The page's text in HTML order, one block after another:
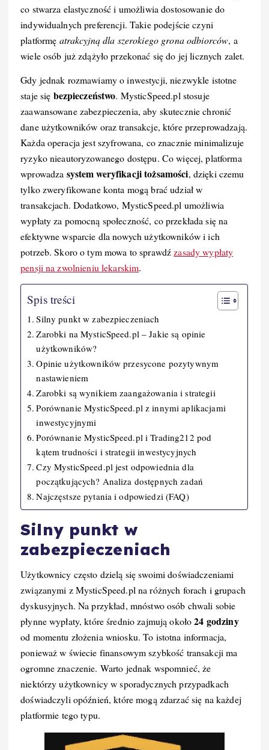
co stwarza elastyczność i umożliwia dostosowanie do
indywidualnych preferencji. Takie podejście czyni
platformę atrakcyjną dla szerokiego grona odbiorców, a
wiele osób już zdążyło przekonać się do jej licznych zalet.
Gdy jednak rozmawiamy o inwestycji, niezwykle istotne
staje się bezpieczeństwo. MysticSpeed.pl stosuje
zaawansowane zabezpieczenia, aby skutecznie chronić
dane użytkowników oraz transakcje, które przeprowadzają.
Każda operacja jest szyfrowana, co znacznie minimalizuje
ryzyko nieautoryzowanego dostępu. Co więcej, platforma
wprowadza system weryfikacji tożsamości, dzięki czemu
tylko zweryfikowane konta mogą brać udział w
transakcjach. Dodatkowo, MysticSpeed.pl umożliwia
wypłaty za pomocną społeczność, co przekłada się na
efektywne wsparcie dla nowych użytkowników i ich
potrzeb. Skoro o tym mowa to sprawdźzasady wypłaty
pensji na zwolnieniu lekarskim.
Spis treści
Silny punkt w zabezpieczeniach
Zarobki na MysticSpeed.pl – Jakie są opinie
użytkowników?
Opinie użytkowników przesycone pozytywnym
nastawieniem
Zarobki są wynikiem zaangażowania i strategii
Porównanie MysticSpeed.pl z innymi aplikacjami
inwestycyjnymi
Porównanie MysticSpeed.pl i Trading212 pod
kątem trudności i strategii inwestycyjnych
Czy MysticSpeed.pl jest odpowiednia dla
początkujących? Analiza dostępnych zadań
Najczęstsze pytania i odpowiedzi (FAQ)
Silny punkt w
zabezpieczeniach
Użytkownicy często dzielą się swoimi doświadczeniami
związanymi z MysticSpeed.pl na różnych forach i grupach
dyskusyjnych. Na przykład, mnóstwo osób chwali sobie
płynne wypłaty, które średnio zajmują około24 godziny
od momentu złożenia wniosku. To istotna informacja,
ponieważ w świecie finansowym szybkość transakcji ma
ogromne znaczenie. Warto jednak wspomnieć, że
niektórzy użytkownicy w sporadycznych przypadkach
doświadczyli opóźnień, które mogą zdarzać się na każdej
platformie tego typu.